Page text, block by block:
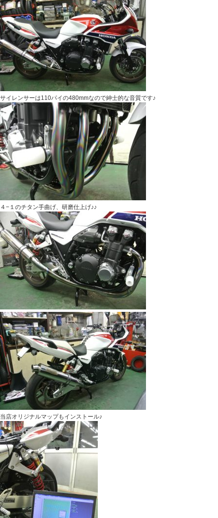
サイレンサーは110パイの480mmなので紳士的な音質です♪
４−１のチタン手曲げ、研磨仕上げ♪♪
当店オリジナルマップもインストール♪